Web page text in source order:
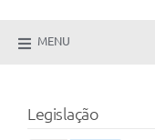
MENU
Legislação